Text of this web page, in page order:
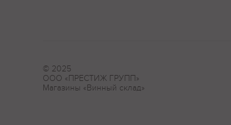
© 2025
ООО «ПРЕСТИЖ ГРУПП»
Магазины «Винный склад»